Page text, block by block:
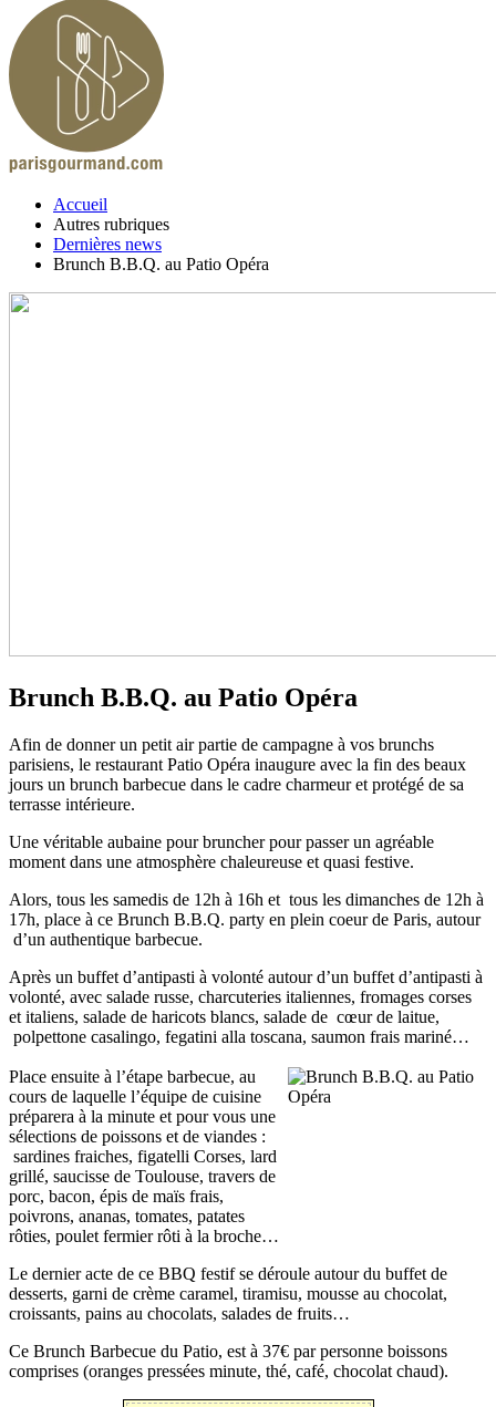
Accueil
Autres rubriques
Dernières news
Brunch B.B.Q. au Patio Opéra
Brunch B.B.Q. au Patio Opéra
Afin de donner un petit air partie de campagne à vos brunchs
parisiens, le restaurant Patio Opéra inaugure avec la fin des beaux
jours un brunch barbecue dans le cadre charmeur et protégé de sa
terrasse intérieure.
Une véritable aubaine pour bruncher pour passer un agréable
moment dans une atmosphère chaleureuse et quasi festive.
Alors, tous les samedis de 12h à 16h et tous les dimanches de 12h à
17h, place à ce Brunch B.B.Q. party en plein coeur de Paris, autour
d’un authentique barbecue.
Après un buffet d’antipasti à volonté autour d’un buffet d’antipasti à
volonté, avec salade russe, charcuteries italiennes, fromages corses
et italiens, salade de haricots blancs, salade de cœur de laitue,
polpettone casalingo, fegatini alla toscana, saumon frais mariné…
Place ensuite à l’étape barbecue, au
cours de laquelle l’équipe de cuisine
préparera à la minute et pour vous une
sélections de poissons et de viandes :
sardines fraiches, figatelli Corses, lard
grillé, saucisse de Toulouse, travers de
porc, bacon, épis de maïs frais,
poivrons, ananas, tomates, patates
rôties, poulet fermier rôti à la broche…
Le dernier acte de ce BBQ festif se déroule autour du buffet de
desserts, garni de crème caramel, tiramisu, mousse au chocolat,
croissants, pains au chocolats, salades de fruits…
Ce Brunch Barbecue du Patio, est à 37€ par personne boissons
comprises (oranges pressées minute, thé, café, chocolat chaud).